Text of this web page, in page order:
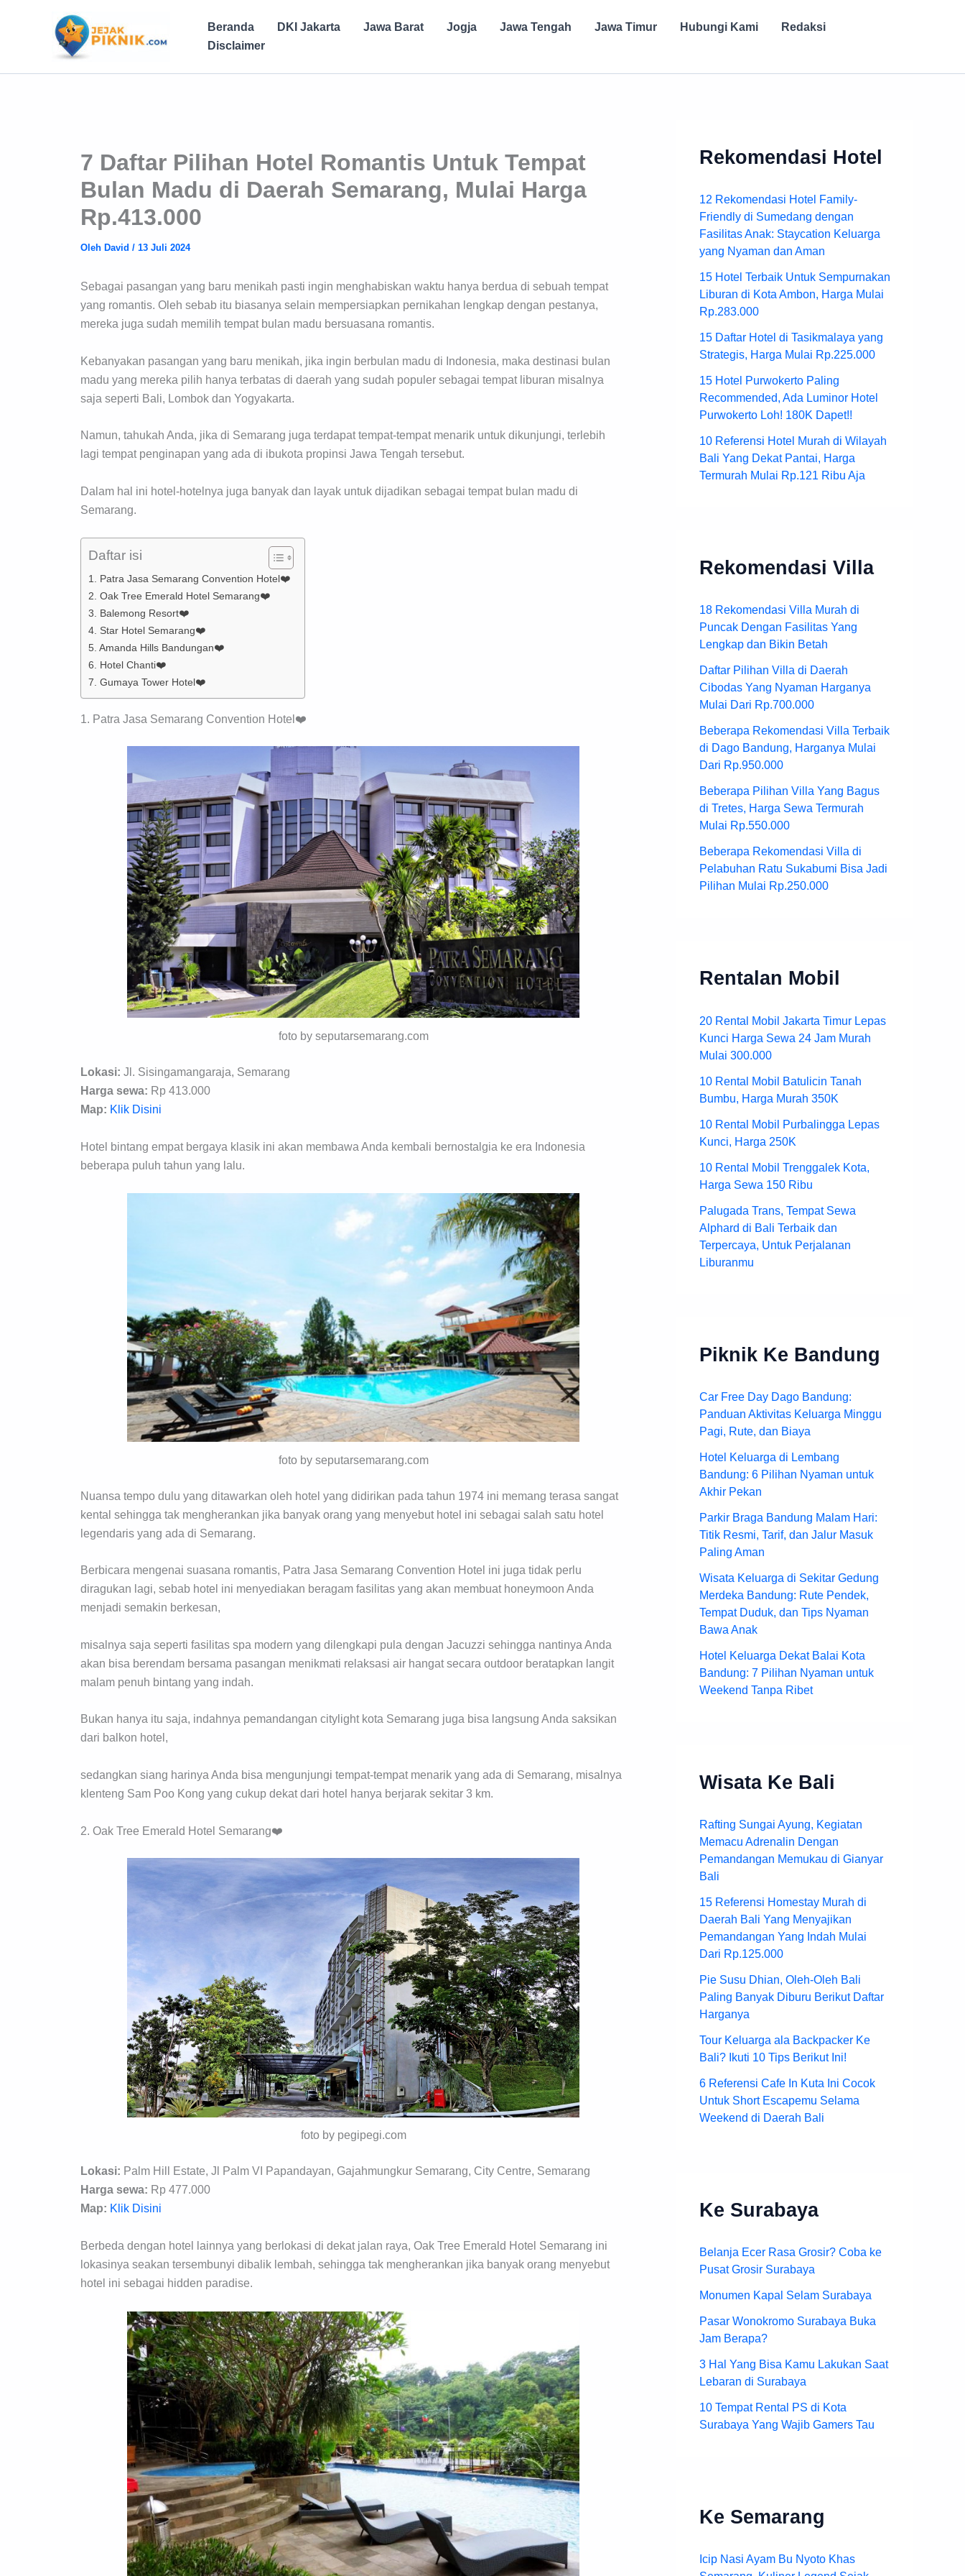
Beranda DKI Jakarta Jawa Barat Jogja Jawa Tengah Jawa Timur Hubungi Kami
Redaksi
Disclaimer
7 Daftar Pilihan Hotel Romantis Untuk Tempat
Bulan Madu di Daerah Semarang, Mulai Harga
Rp.413.000
Oleh David / 13 Juli 2024
Sebagai pasangan yang baru menikah pasti ingin menghabiskan waktu hanya berdua di sebuah tempat
yang romantis. Oleh sebab itu biasanya selain mempersiapkan pernikahan lengkap dengan pestanya,
mereka juga sudah memilih tempat bulan madu bersuasana romantis.
Kebanyakan pasangan yang baru menikah, jika ingin berbulan madu di Indonesia, maka destinasi bulan
madu yang mereka pilih hanya terbatas di daerah yang sudah populer sebagai tempat liburan misalnya
saja seperti Bali, Lombok dan Yogyakarta.
Namun, tahukah Anda, jika di Semarang juga terdapat tempat-tempat menarik untuk dikunjungi, terlebih
lagi tempat penginapan yang ada di ibukota propinsi Jawa Tengah tersebut.
Dalam hal ini hotel-hotelnya juga banyak dan layak untuk dijadikan sebagai tempat bulan madu di
Semarang.
Daftar isi
1. Patra Jasa Semarang Convention Hotel❤️
2. Oak Tree Emerald Hotel Semarang❤️
3. Balemong Resort❤️
4. Star Hotel Semarang❤️
5. Amanda Hills Bandungan❤️
6. Hotel Chanti❤️
7. Gumaya Tower Hotel❤️
1. Patra Jasa Semarang Convention Hotel❤️
foto by seputarsemarang.com
Lokasi: Jl. Sisingamangaraja, Semarang
Harga sewa: Rp 413.000
Map: Klik Disini
Hotel bintang empat bergaya klasik ini akan membawa Anda kembali bernostalgia ke era Indonesia
beberapa puluh tahun yang lalu.
foto by seputarsemarang.com
Nuansa tempo dulu yang ditawarkan oleh hotel yang didirikan pada tahun 1974 ini memang terasa sangat
kental sehingga tak mengherankan jika banyak orang yang menyebut hotel ini sebagai salah satu hotel
legendaris yang ada di Semarang.
Berbicara mengenai suasana romantis, Patra Jasa Semarang Convention Hotel ini juga tidak perlu
diragukan lagi, sebab hotel ini menyediakan beragam fasilitas yang akan membuat honeymoon Anda
menjadi semakin berkesan,
misalnya saja seperti fasilitas spa modern yang dilengkapi pula dengan Jacuzzi sehingga nantinya Anda
akan bisa berendam bersama pasangan menikmati relaksasi air hangat secara outdoor beratapkan langit
malam penuh bintang yang indah.
Bukan hanya itu saja, indahnya pemandangan citylight kota Semarang juga bisa langsung Anda saksikan
dari balkon hotel,
sedangkan siang harinya Anda bisa mengunjungi tempat-tempat menarik yang ada di Semarang, misalnya
klenteng Sam Poo Kong yang cukup dekat dari hotel hanya berjarak sekitar 3 km.
2. Oak Tree Emerald Hotel Semarang❤️
foto by pegipegi.com
Lokasi: Palm Hill Estate, Jl Palm VI Papandayan, Gajahmungkur Semarang, City Centre, Semarang
Harga sewa: Rp 477.000
Map: Klik Disini
Berbeda dengan hotel lainnya yang berlokasi di dekat jalan raya, Oak Tree Emerald Hotel Semarang ini
lokasinya seakan tersembunyi dibalik lembah, sehingga tak mengherankan jika banyak orang menyebut
hotel ini sebagai hidden paradise.
Rekomendasi Hotel
12 Rekomendasi Hotel Family-
Friendly di Sumedang dengan
Fasilitas Anak: Staycation Keluarga
yang Nyaman dan Aman
15 Hotel Terbaik Untuk Sempurnakan
Liburan di Kota Ambon, Harga Mulai
Rp.283.000
15 Daftar Hotel di Tasikmalaya yang
Strategis, Harga Mulai Rp.225.000
15 Hotel Purwokerto Paling
Recommended, Ada Luminor Hotel
Purwokerto Loh! 180K Dapet!!
10 Referensi Hotel Murah di Wilayah
Bali Yang Dekat Pantai, Harga
Termurah Mulai Rp.121 Ribu Aja
Rekomendasi Villa
18 Rekomendasi Villa Murah di
Puncak Dengan Fasilitas Yang
Lengkap dan Bikin Betah
Daftar Pilihan Villa di Daerah
Cibodas Yang Nyaman Harganya
Mulai Dari Rp.700.000
Beberapa Rekomendasi Villa Terbaik
di Dago Bandung, Harganya Mulai
Dari Rp.950.000
Beberapa Pilihan Villa Yang Bagus
di Tretes, Harga Sewa Termurah
Mulai Rp.550.000
Beberapa Rekomendasi Villa di
Pelabuhan Ratu Sukabumi Bisa Jadi
Pilihan Mulai Rp.250.000
Rentalan Mobil
20 Rental Mobil Jakarta Timur Lepas
Kunci Harga Sewa 24 Jam Murah
Mulai 300.000
10 Rental Mobil Batulicin Tanah
Bumbu, Harga Murah 350K
10 Rental Mobil Purbalingga Lepas
Kunci, Harga 250K
10 Rental Mobil Trenggalek Kota,
Harga Sewa 150 Ribu
Palugada Trans, Tempat Sewa
Alphard di Bali Terbaik dan
Terpercaya, Untuk Perjalanan
Liburanmu
Piknik Ke Bandung
Car Free Day Dago Bandung:
Panduan Aktivitas Keluarga Minggu
Pagi, Rute, dan Biaya
Hotel Keluarga di Lembang
Bandung: 6 Pilihan Nyaman untuk
Akhir Pekan
Parkir Braga Bandung Malam Hari:
Titik Resmi, Tarif, dan Jalur Masuk
Paling Aman
Wisata Keluarga di Sekitar Gedung
Merdeka Bandung: Rute Pendek,
Tempat Duduk, dan Tips Nyaman
Bawa Anak
Hotel Keluarga Dekat Balai Kota
Bandung: 7 Pilihan Nyaman untuk
Weekend Tanpa Ribet
Wisata Ke Bali
Rafting Sungai Ayung, Kegiatan
Memacu Adrenalin Dengan
Pemandangan Memukau di Gianyar
Bali
15 Referensi Homestay Murah di
Daerah Bali Yang Menyajikan
Pemandangan Yang Indah Mulai
Dari Rp.125.000
Pie Susu Dhian, Oleh-Oleh Bali
Paling Banyak Diburu Berikut Daftar
Harganya
Tour Keluarga ala Backpacker Ke
Bali? Ikuti 10 Tips Berikut Ini!
6 Referensi Cafe In Kuta Ini Cocok
Untuk Short Escapemu Selama
Weekend di Daerah Bali
Ke Surabaya
Belanja Ecer Rasa Grosir? Coba ke
Pusat Grosir Surabaya
Monumen Kapal Selam Surabaya
Pasar Wonokromo Surabaya Buka
Jam Berapa?
3 Hal Yang Bisa Kamu Lakukan Saat
Lebaran di Surabaya
10 Tempat Rental PS di Kota
Surabaya Yang Wajib Gamers Tau
Ke Semarang
Icip Nasi Ayam Bu Nyoto Khas